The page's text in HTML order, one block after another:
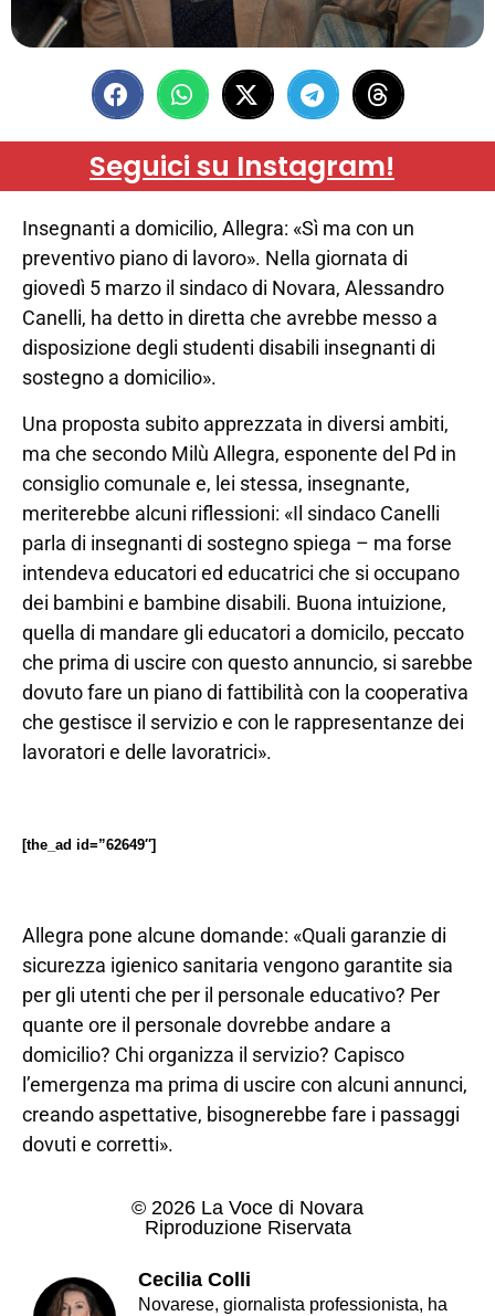
Seguici su Instagram!
Insegnanti a domicilio, Allegra: «Sì ma con un
preventivo piano di lavoro». Nella giornata di
giovedì 5 marzo il sindaco di Novara, Alessandro
Canelli, ha detto in diretta che avrebbe messo a
disposizione degli studenti disabili insegnanti di
sostegno a domicilio».
Una proposta subito apprezzata in diversi ambiti,
ma che secondo Milù Allegra, esponente del Pd in
consiglio comunale e, lei stessa, insegnante,
meriterebbe alcuni riflessioni: «Il sindaco Canelli
parla di insegnanti di sostegno spiega – ma forse
intendeva educatori ed educatrici che si occupano
dei bambini e bambine disabili. Buona intuizione,
quella di mandare gli educatori a domicilo, peccato
che prima di uscire con questo annuncio, si sarebbe
dovuto fare un piano di fattibilità con la cooperativa
che gestisce il servizio e con le rappresentanze dei
lavoratori e delle lavoratrici».
[the_ad id=”62649″]
Allegra pone alcune domande: «Quali garanzie di
sicurezza igienico sanitaria vengono garantite sia
per gli utenti che per il personale educativo? Per
quante ore il personale dovrebbe andare a
domicilio? Chi organizza il servizio? Capisco
l’emergenza ma prima di uscire con alcuni annunci,
creando aspettative, bisognerebbe fare i passaggi
dovuti e corretti».
© 2026 La Voce di Novara
Riproduzione Riservata
Cecilia Colli
Novarese, giornalista professionista, ha